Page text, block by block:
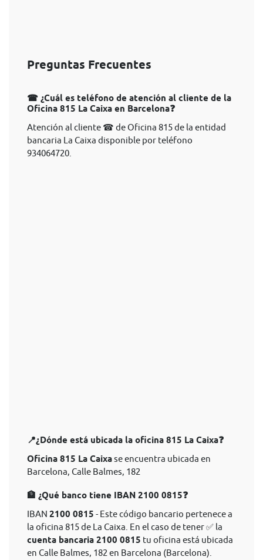
Preguntas Frecuentes
☎ ¿Cuál es teléfono de atención al cliente de la
Oficina 815 La Caixa en Barcelona❓
Atención al cliente ☎ de Oficina 815 de la entidad
bancaria La Caixa disponible por teléfono
934064720.
📍¿Dónde está ubicada la oficina 815 La Caixa❓
Oficina 815 La Caixase encuentra ubicada en
Barcelona, Calle Balmes, 182
🏦 ¿Qué banco tiene IBAN 2100 0815❓
IBAN 2100 0815 - Este código bancario pertenece a
la oficina 815 de La Caixa. En el caso de tener ✅ la
cuenta bancaria 2100 0815 tu oficina está ubicada
en Calle Balmes, 182 en Barcelona (Barcelona).